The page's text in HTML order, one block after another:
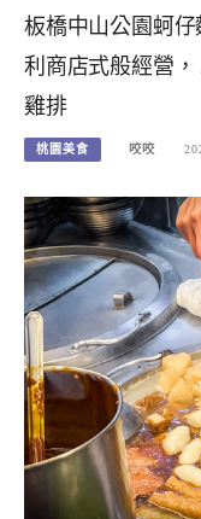
板橋中山公園蚵
利商店式般經營
雞排
桃園美食 咬咬